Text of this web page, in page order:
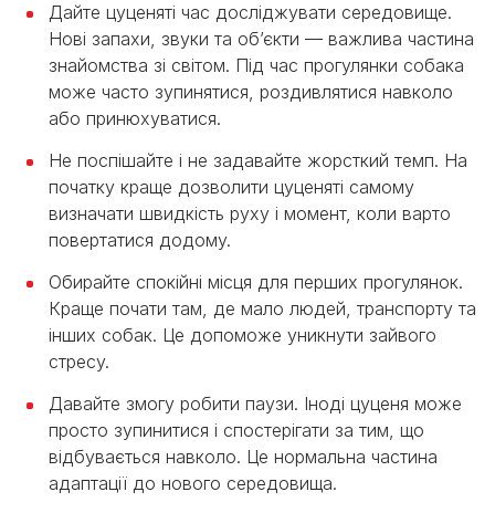
Дайте цуценяті час досліджувати середовище.
Нові запахи, звуки та об’єкти — важлива частина
знайомства зі світом. Під час прогулянки собака
може часто зупинятися, роздивлятися навколо
або принюхуватися.
Не поспішайте і не задавайте жорсткий темп. На
початку краще дозволити цуценяті самому
визначати швидкість руху і момент, коли варто
повертатися додому.
Обирайте спокійні місця для перших прогулянок.
Краще почати там, де мало людей, транспорту та
інших собак. Це допоможе уникнути зайвого
стресу.
Давайте змогу робити паузи. Іноді цуценя може
просто зупинитися і спостерігати за тим, що
відбувається навколо. Це нормальна частина
адаптації до нового середовища.